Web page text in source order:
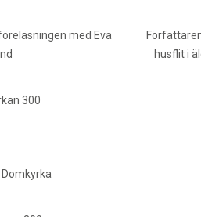
med Eva
husflit i